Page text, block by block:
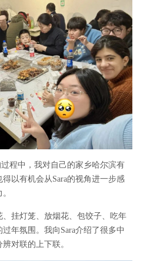
程中，我对自己的家乡哈尔滨有
以有机会从Sara的视角进一步感
挂灯笼、放烟花、包饺子、吃年
年氛围。我向Sara介绍了很多中
对联的上下联。